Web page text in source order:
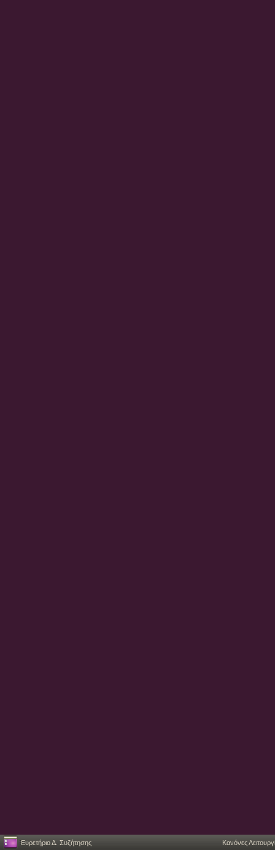
Ευρετήριο Δ. Συζήτησης Κανόνες